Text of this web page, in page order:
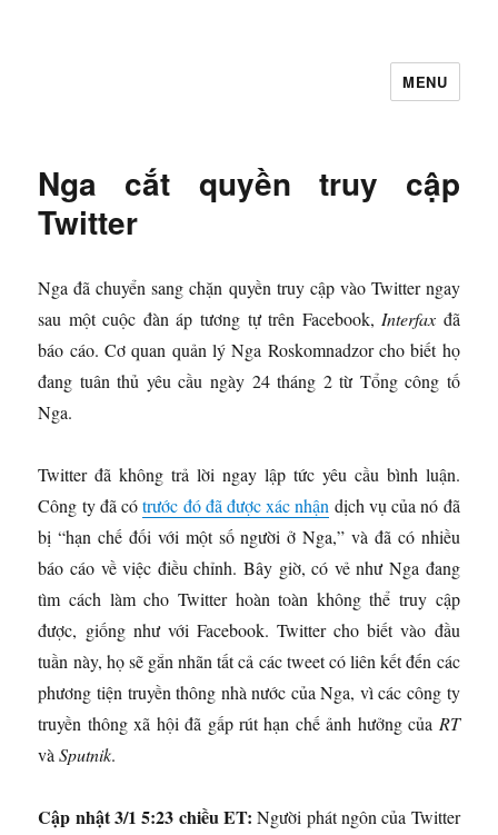
MENU
Nga cắt quyền truy cập
Twitter
Nga đã chuyển sang chặn quyền truy cập vào Twitter ngay
sau một cuộc đàn áp tương tự trên Facebook, Interfax đã
báo cáo. Cơ quan quản lý Nga Roskomnadzor cho biết họ
đang tuân thủ yêu cầu ngày 24 tháng 2 từ Tổng công tố
Nga.
Twitter đã không trả lời ngay lập tức yêu cầu bình luận.
Công ty đã cótrước đó đã được xác nhận dịch vụ của nó đã
bị “hạn chế đối với một số người ở Nga,” và đã có nhiều
báo cáo về việc điều chỉnh. Bây giờ, có vẻ như Nga đang
tìm cách làm cho Twitter hoàn toàn không thể truy cập
được, giống như với Facebook. Twitter cho biết vào đầu
tuần này, họ sẽ gắn nhãn tất cả các tweet có liên kết đến các
phương tiện truyền thông nhà nước của Nga, vì các công ty
truyền thông xã hội đã gấp rút hạn chế ảnh hưởng của RT
vàSputnik.
Cập nhật 3/1 5:23 chiều ET: Người phát ngôn của Twitter